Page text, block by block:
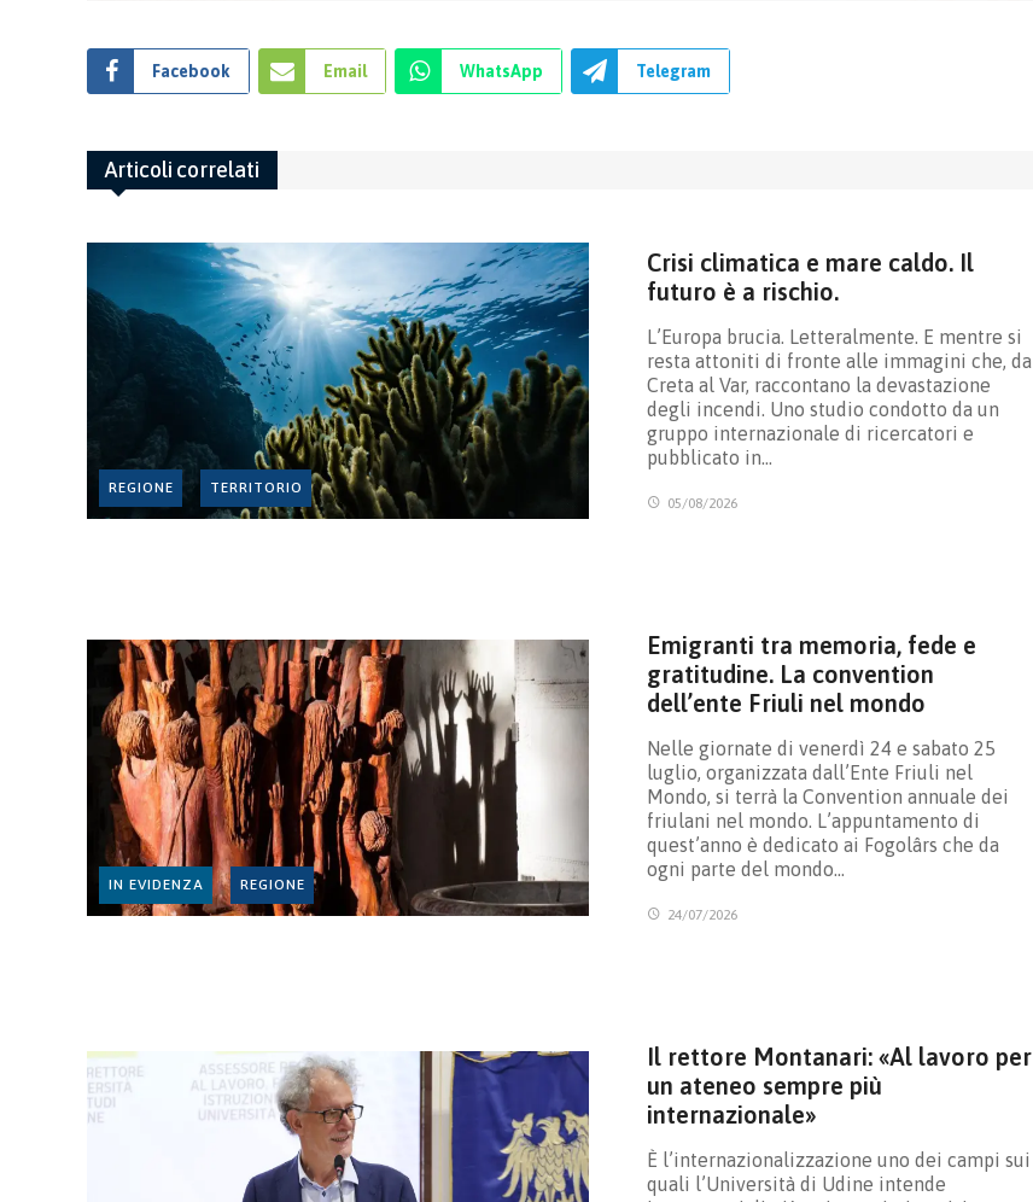
Facebook Email WhatsApp Telegram
Articoli correlati
REGIONE TERRITORIO
Crisi climatica e mare caldo. Il
futuro è a rischio.
L’Europa brucia. Letteralmente. E mentre si
resta attoniti di fronte alle immagini che, da
Creta al Var, raccontano la devastazione
degli incendi. Uno studio condotto da un
gruppo internazionale di ricercatori e
pubblicato in…
05/08/2026
IN EVIDENZA REGIONE
Emigranti tra memoria, fede e
gratitudine. La convention
dell’ente Friuli nel mondo
Nelle giornate di venerdì 24 e sabato 25
luglio, organizzata dall’Ente Friuli nel
Mondo, si terrà la Convention annuale dei
friulani nel mondo. L’appuntamento di
quest’anno è dedicato ai Fogolârs che da
ogni parte del mondo…
24/07/2026
Il rettore Montanari: «Al lavoro per
un ateneo sempre più
internazionale»
È l’internazionalizzazione uno dei campi sui
quali l’Università di Udine intende